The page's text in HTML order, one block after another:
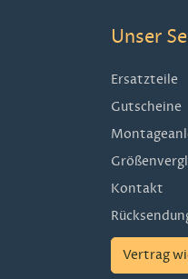
Unser
Ersatzteile
Gutscheine
Kontakt
Vertrag